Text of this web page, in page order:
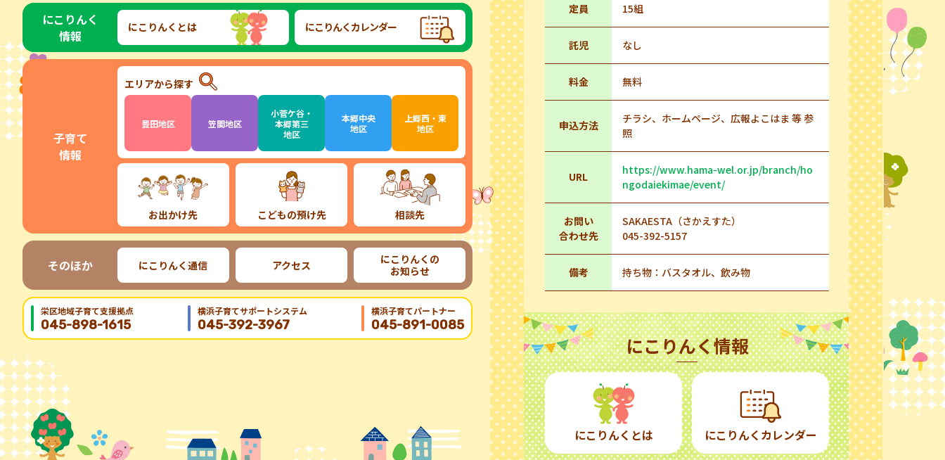
にこりんく
情報
にこりんくとは にこりんくカレンダー
子育て
情報
エリアから探す
豊田地区 笠間地区
小菅ケ谷・
本郷第三
地区
本郷中央
地区
上郷西・東
地区
お出かけ先 こどもの預け先 相談先
そのほか にこりんく通信 アクセス
にこりんくの
お知らせ
栄区地域⼦育て⽀援拠点
045-898-1615
横浜子育てサポートシステム
045-392-3967
横浜子育てパートナー
045-891-0085
定員 15組
託児 なし
料金 無料
申込方法
チラシ、ホームページ、広報よこはま 等 参
照
URL
https://www.hama-wel.or.jp/branch/ho
ngodaiekimae/event/
お問い
合わせ先
SAKAESTA（さかえすた）
045-392-5157
備考 持ち物：バスタオル、飲み物
にこりんく情報
にこりんくとは にこりんくカレンダー